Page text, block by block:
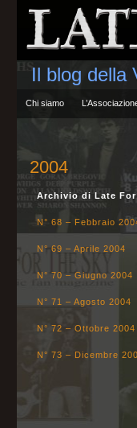
Il blog della
Chi siamo
2004
Archivio di Late For
N° 68 – Febbraio
N° 69 – Aprile 2004
N° 70 – Giugno 2004
N° 71 – Agosto 2004
N° 72 – Ottobre 2004
N° 73 – Dicembre